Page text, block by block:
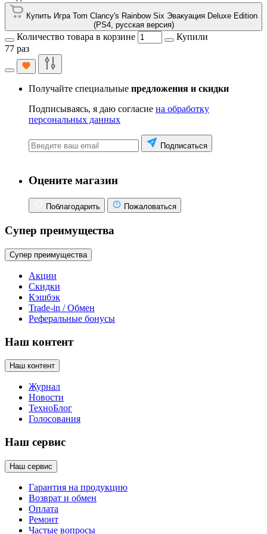
Купить Игра Tom Clancy's Rainbow Six Эвакуация Deluxe Edition
(PS4, русская версия)
Количество товара в корзине
Купили
77 раз
Получайте специальные предложения и скидки
Подписываясь, я даю согласие на обработку
персональных данных
Подписаться
Оцените магазин
Поблагодарить Пожаловаться
Супер преимущества
Супер преимущества
Акции
Скидки
Кэшбэк
Trade-in / Обмен
Реферальные бонусы
Наш контент
Наш контент
Журнал
Новости
ТехноБлог
Голосования
Наш сервис
Наш сервис
Гарантия на продукцию
Возврат и обмен
Оплата
Ремонт
Частые вопросы